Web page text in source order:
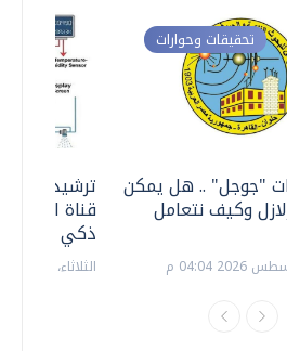
ترشيدا
قناة
ذكي
الثلاثاء، 14 يوليو 2026 06:11 م
تحقيقات وحوارات
"جوجل" .. هل يمكن
وكيف نتعامل